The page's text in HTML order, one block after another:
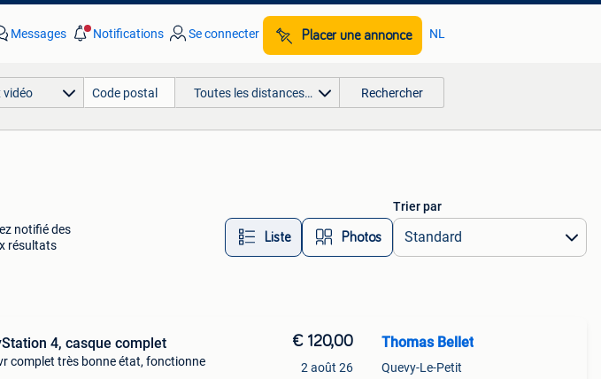
Messages Notifications Se connecter Placer une annonce NL
vidéo Toutes les distances… Rechercher
notifié des
résultats
Liste Photos
Trier par
4, casque complet
complet très bonne état, fonctionne
€ 120,00
2 août 26
Thomas Bellet
Quevy-Le-Petit